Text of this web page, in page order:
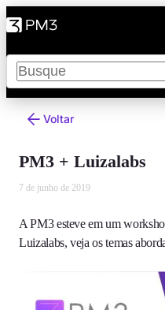
Pesquisar
Voltar
PM3 + Luizalabs
7 de junho de 2019
A PM3 esteve em um
Luizalabs, veja os temas